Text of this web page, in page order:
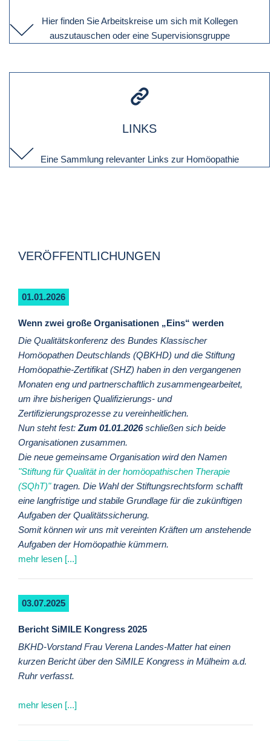
Hier finden Sie Arbeitskreise um sich mit Kollegen
auszutauschen oder eine Supervisionsgruppe
LINKS
Eine Sammlung relevanter Links zur Homöopathie
VERÖFFENTLICHUNGEN
01.01.2026
Wenn zwei große Organisationen „Eins“ werden
Die Qualitätskonferenz des Bundes Klassischer
Homöopathen Deutschlands (QBKHD) und die Stiftung
Homöopathie-Zertifikat (SHZ) haben in den vergangenen
Monaten eng und partnerschaftlich zusammengearbeitet,
um ihre bisherigen Qualifizierungs- und
Zertifizierungsprozesse zu vereinheitlichen.
Nun steht fest:Zum 01.01.2026schließen sich beide
Organisationen zusammen.
Die neue gemeinsame Organisation wird den Namen
"Stiftung für Qualität in der homöopathischen Therapie
(SQhT)"tragen. Die Wahl der Stiftungsrechtsform schafft
eine langfristige und stabile Grundlage für die zukünftigen
Aufgaben der Qualitätssicherung.
Somit können wir uns mit vereinten Kräften um anstehende
Aufgaben der Homöopathie kümmern.
mehr lesen [...]
03.07.2025
Bericht SiMILE Kongress 2025
BKHD-Vorstand Frau Verena Landes-Matter hat einen
kurzen Bericht über den SiMILE Kongress in Mülheim a.d.
Ruhr verfasst.
mehr lesen [...]